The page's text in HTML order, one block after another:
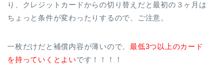
り、クレジットカードからの切り替えだと最初の３ヶ月は
ちょっと条件が変わったりするので、ご注意。
一枚だけだと補償内容が薄いので、最低3つ以上のカード
を持っていくとよいです！！！！